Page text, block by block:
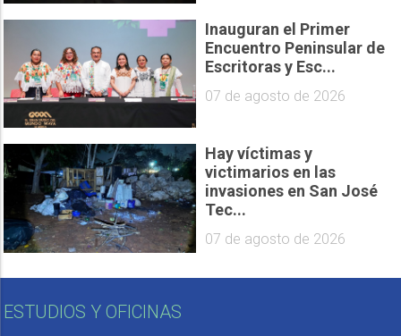
Inauguran el Primer
Encuentro Peninsular de
Escritoras y Esc...
07 de agosto de 2026
Hay víctimas y
victimarios en las
invasiones en San José
Tec...
07 de agosto de 2026
ESTUDIOS Y OFICINAS